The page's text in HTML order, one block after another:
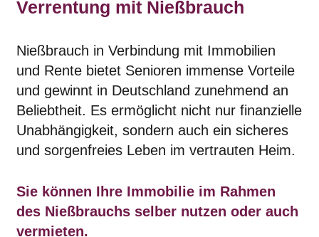
Verrentung mit Nießbrauch
Nießbrauch in Verbindung mit Immobilien
und Rente bietet Senioren immense Vorteile
und gewinnt in Deutschland zunehmend an
Beliebtheit. Es ermöglicht nicht nur finanzielle
Unabhängigkeit, sondern auch ein sicheres
und sorgenfreies Leben im vertrauten Heim.
Sie können Ihre Immobilie im Rahmen
des Nießbrauchs selber nutzen oder auch
vermieten.